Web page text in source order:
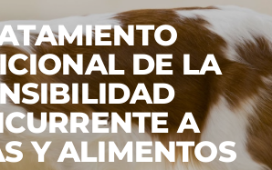
DE LA
A
Y ALIMENTOS